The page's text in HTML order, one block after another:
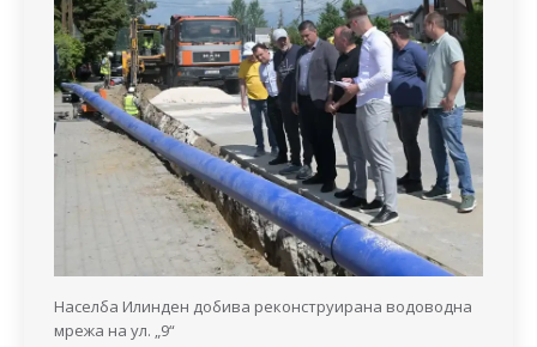
Населба Илинден добива реконструирана водоводна
мрежа на ул. „9“